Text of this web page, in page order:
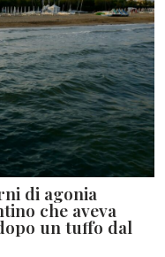
di agonia
che aveva
un tuffo dal